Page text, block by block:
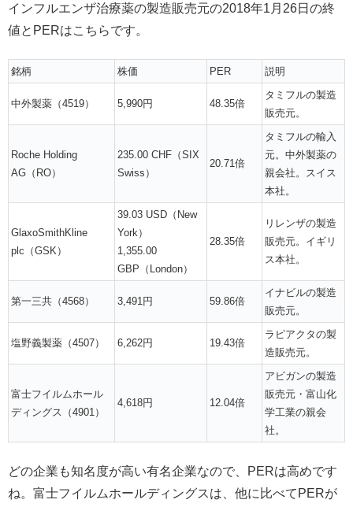
インフルエンザ治療薬の製造販売元の2018年1月26日の終
値とPERはこちらです。
銘柄 株価 PER 説明
中外製薬（4519） 5,990円 48.35倍
タミフルの製造
販売元。
Roche Holding
AG（RO）
235.00 CHF（SIX
Swiss）
20.71倍
タミフルの輸入
元。中外製薬の
親会社。スイス
本社。
GlaxoSmithKline
plc（GSK）
39.03 USD（New
York）
1,355.00
GBP（London）
28.35倍
リレンザの製造
販売元。イギリ
ス本社。
第一三共（4568） 3,491円 59.86倍
イナビルの製造
販売元。
塩野義製薬（4507） 6,262円 19.43倍
ラピアクタの製
造販売元。
富士フイルムホール
ディングス（4901）
4,618円 12.04倍
アビガンの製造
販売元・富山化
学工業の親会
社。
どの企業も知名度が高い有名企業なので、PERは高めです
ね。富士フイルムホールディングスは、他に比べてPERが